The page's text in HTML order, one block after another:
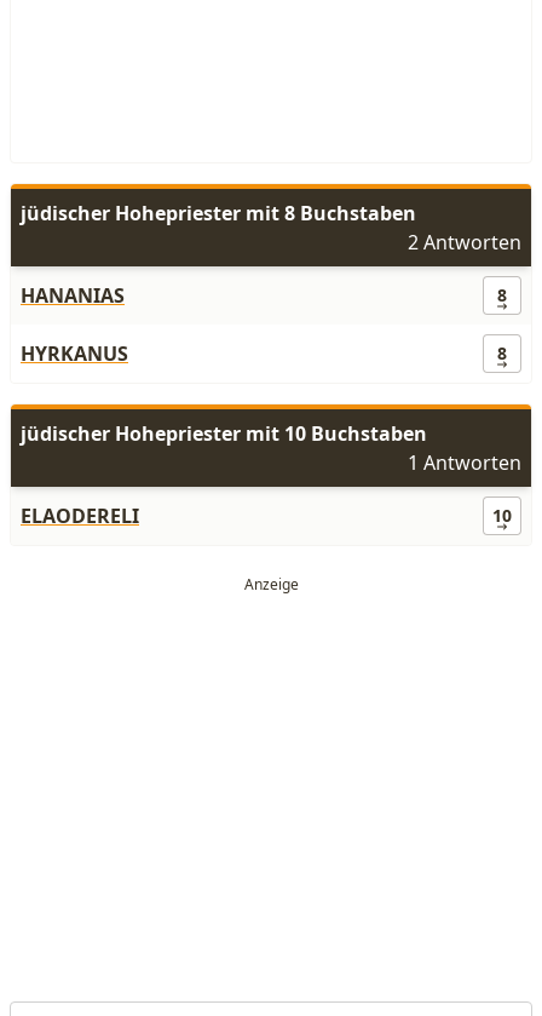
jüdischer Hohepriester mit 8 Buchstaben
2 Antworten
HANANIAS
8
HYRKANUS 8
jüdischer Hohepriester mit 10 Buchstaben
1 Antworten
ELAODERELI
10